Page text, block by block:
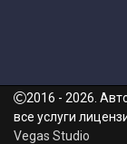
2016 - 2026.
все услуги
Vegas Studio